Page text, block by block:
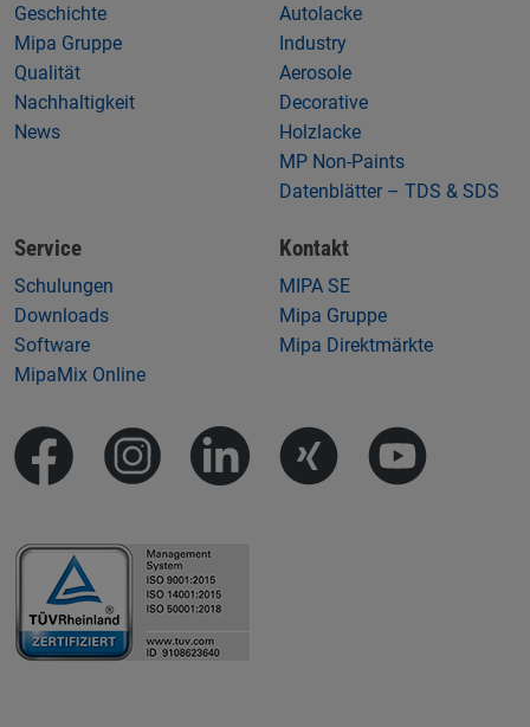
Geschichte
Mipa Gruppe
Qualität
Nachhaltigkeit
News
Autolacke
Industry
Aerosole
Decorative
Holzlacke
MP Non-Paints
Datenblätter – TDS & SDS
Service
Schulungen
Downloads
Software
MipaMix Online
Kontakt
MIPA SE
Mipa Gruppe
Mipa Direktmärkte